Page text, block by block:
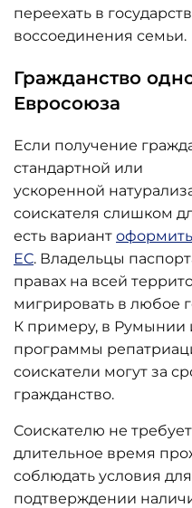
переехать в
воссоединения семьи.
Гражданство
Евросоюза
Если получение
стандартной или
ускоренной
соискателя слишком
есть вариант оформить
ЕС. Владельцы
правах на всей
мигрировать в любое
К примеру, в Румынии
программы
соискатели могут за
гражданство.
Соискателю не
длительное время
соблюдать условия
подтверждении